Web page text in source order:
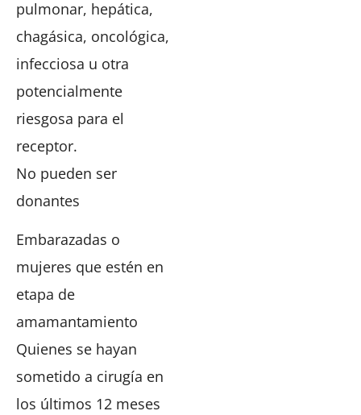
pulmonar, hepática,
chagásica, oncológica,
infecciosa u otra
potencialmente
riesgosa para el
receptor.
No pueden ser
donantes
Embarazadas o
mujeres que estén en
etapa de
amamantamiento
Quienes se hayan
sometido a cirugía en
los últimos 12 meses